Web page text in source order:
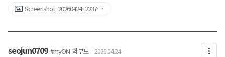
Screenshot_20260424_223718
seojun0709 #myON 학부모 2026.04.24